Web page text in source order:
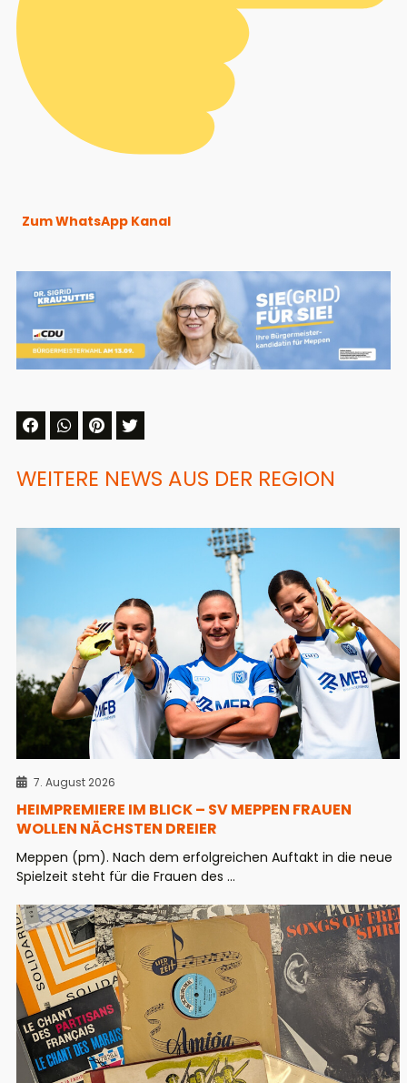
Zum WhatsApp Kanal
WEITERE NEWS AUS DER REGION
7. August 2026
HEIMPREMIERE IM BLICK – SV MEPPEN FRAUEN
WOLLEN NÄCHSTEN DREIER
Meppen (pm). Nach dem erfolgreichen Auftakt in die neue
Spielzeit steht für die Frauen des ...